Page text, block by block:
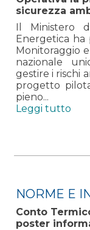
sicurezza
Il Ministero
Energetica ha
Monitoraggio
nazionale
gestire i rischi
progetto
pieno...
Leggi tutto
NORME E
Conto
poster